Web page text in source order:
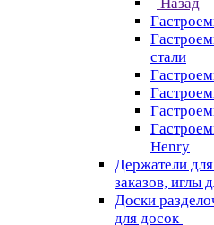
стали
Henry
Держатели
заказов, иглы
Доски
для досок